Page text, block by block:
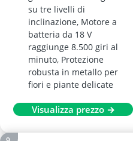
su tre livelli di
inclinazione, Motore a
batteria da 18 V
raggiunge 8.500 giri al
minuto, Protezione
robusta in metallo per
fiori e piante delicate
Visualizza prezzo →